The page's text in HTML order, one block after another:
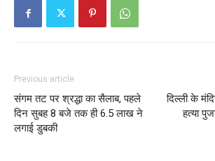
Previous article
संगम तट पर श्रद्धा का सैलाब, पहले
दिन सुबह 8 बजे तक ही 6.5 लाख ने
लगाई डुबकी
दिल्ली के
हत्या